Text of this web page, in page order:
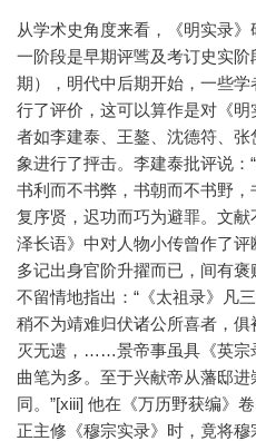
从学术史角度来看，《明实录
一阶段是早期评骘及考订史实
期），明代中后期开始，一些
行了评价，这可以算作是对《
者如李建泰、王鏊、沈德符、
象进行了抨击。李建泰批评说：
书利而不书弊，书朝而不书野
复序贤，迟功而巧为避罪。文献
泽长语》中对人物小传曾作了
多记出身官阶升擢而已，间有
不留情地指出：“《太祖录》凡
稍不为靖难归伏诸公所喜者，
灭无遗，……景帝事虽具《英宗
曲笔为多。至于兴献帝从藩邸
同。”[xiii] 他在《万历野获编》
正主修《穆宗实录》时，竟将